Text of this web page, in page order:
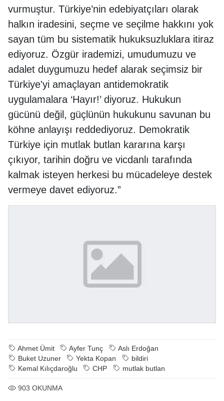
vurmuştur. Türkiye’nin edebiyatçıları olarak
halkın iradesini, seçme ve seçilme hakkını yok
sayan tüm bu sistematik hukuksuzluklara itiraz
ediyoruz. Özgür irademizi, umudumuzu ve
adalet duygumuzu hedef alarak seçimsiz bir
Türkiye'yi amaçlayan antidemokratik
uygulamalara ‘Hayır!’ diyoruz. Hukukun
gücünü değil, güçlünün hukukunu savunan bu
köhne anlayışı reddediyoruz. Demokratik
Türkiye için mutlak butlan kararına karşı
çıkıyor, tarihin doğru ve vicdanlı tarafında
kalmak isteyen herkesi bu mücadeleye destek
vermeye davet ediyoruz.”
Ahmet Ümit Ayfer Tunç
Aslı Erdoğan
Buket Uzuner
Yekta Kopan
bildiri
Kemal Kılıçdaroğlu
CHP mutlak butlan
903 OKUNMA